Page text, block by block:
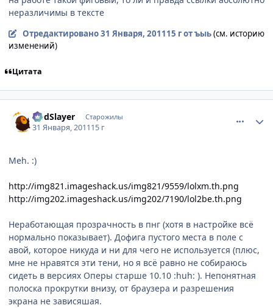
неразличимы в тексте
Отредактировано31 Января, 201115 гот ъыь(см. историю
изменений)
Цитата
GodSlayer Старожилы
31 Января, 201115 г
Meh. :)
http://img821.imageshack.us/img821/9559/lolxm.th.png
http://img202.imageshack.us/img202/7190/lol2be.th.png
Неработающая прозрачность в пнг (хотя в настройке всё
нормально показывает). Дофига пустого места в поле с
авой, которое никуда и ни для чего не используется (плюс,
мне не нравятся эти тени, но я всё равно не собираюсь
сидеть в версиях Оперы старше 10.10 :huh: ). Непонятная
полоска прокрутки внизу, от браузера и разрешения
экрана не зависяшая.